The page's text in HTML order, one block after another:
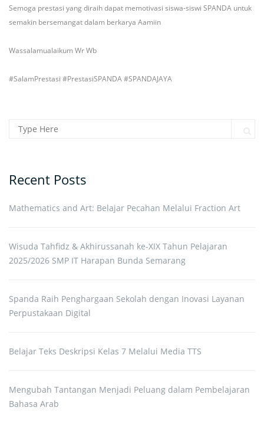
Semoga prestasi yang diraih dapat memotivasi siswa-siswi SPANDA untuk
semakin bersemangat dalam berkarya Aamiin
Wassalamualaikum Wr Wb
#SalamPrestasi #PrestasiSPANDA#SPANDAJAYA
Search for:
Recent Posts
Mathematics and Art: Belajar Pecahan Melalui Fraction Art
Wisuda Tahfidz & Akhirussanah ke-XIX Tahun Pelajaran
2025/2026 SMP IT Harapan Bunda Semarang
Spanda Raih Penghargaan Sekolah dengan Inovasi Layanan
Perpustakaan Digital
Belajar Teks Deskripsi Kelas 7 Melalui Media TTS
Mengubah Tantangan Menjadi Peluang dalam Pembelajaran
Bahasa Arab